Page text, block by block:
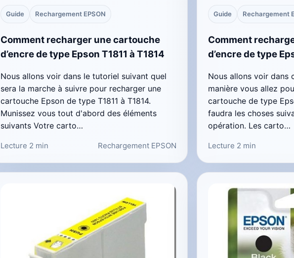
Guide Rechargement EPSON
Comment recharger une cartouche
d’encre de type Epson T1811 à T1814
Nous allons voir dans le tutoriel suivant quel
sera la marche à suivre pour recharger une
cartouche Epson de type T1811 à T1814.
Munissez vous tout d'abord des éléments
suivants Votre carto…
Lecture 2 min Rechargement EPSON
Guide Rechargement
Comment
d’encre de type
Nous allons voir dans
manière vous allez
cartouche de type
faudra les choses
opération. Les carto…
Lecture 2 min